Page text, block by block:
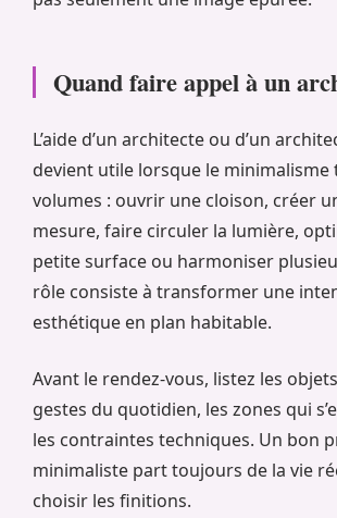
Quand faire appel à un
L’aide d’un architecte ou d’un
devient utile lorsque le minimalisme
volumes : ouvrir une cloison, créer
mesure, faire circuler la lumière,
petite surface ou harmoniser
rôle consiste à transformer une
esthétique en plan habitable.
Avant le rendez-vous, listez les
gestes du quotidien, les zones qui
les contraintes techniques. Un bon
minimaliste part toujours de la vie
choisir les finitions.